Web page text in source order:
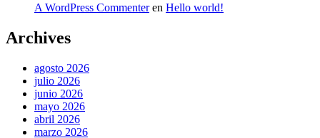
A WordPress Commenteren Hello world!
Archives
agosto 2026
julio 2026
junio 2026
mayo 2026
abril 2026
marzo 2026